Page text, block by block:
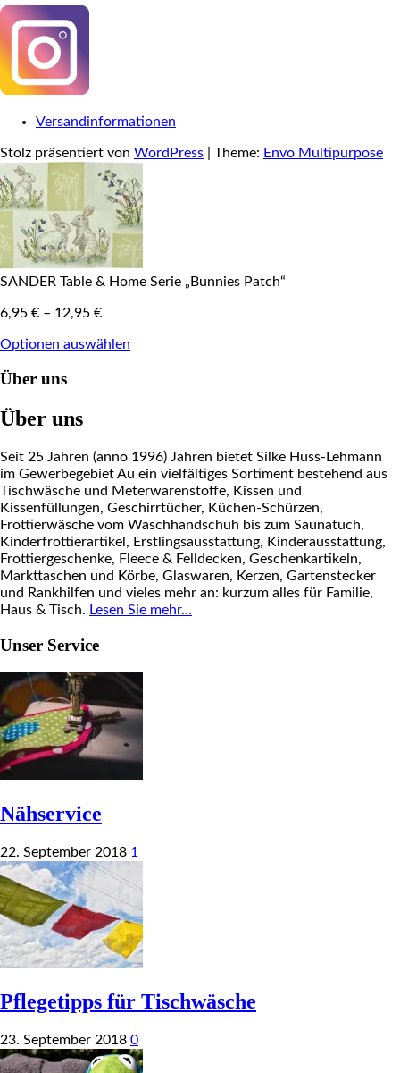
Versandinformationen
Stolz präsentiert von WordPress Theme: Envo Multipurpose
SANDER Table & Home Serie „Bunnies Patch“
6,95 € – 12,95 €
Optionen auswählen
Über uns
Über uns
Seit 25 Jahren (anno 1996) Jahren bietet Silke Huss-Lehmann
im Gewerbegebiet Au ein vielfältiges Sortiment bestehend aus
Tischwäsche und Meterwarenstoffe, Kissen und
Kissenfüllungen, Geschirrtücher, Küchen-Schürzen,
Frottierwäsche vom Waschhandschuh bis zum Saunatuch,
Kinderfrottierartikel, Erstlingsausstattung, Kinderausstattung,
Frottiergeschenke, Fleece & Felldecken, Geschenkartikeln,
Markttaschen und Körbe, Glaswaren, Kerzen, Gartenstecker
und Rankhilfen und vieles mehr an: kurzum alles für Familie,
Haus & Tisch. Lesen Sie mehr…
Unser Service
Nähservice
22. September 2018 1
Pflegetipps für Tischwäsche
23. September 2018 0